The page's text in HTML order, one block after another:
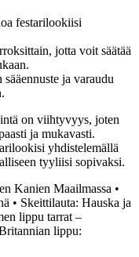
festarilookiisi
jotta voit säätää
ja varaudu
on viihtyvyys, joten
ja mukavasti.
yhdistelemällä
tyyliisi sopivaksi.
Kanien Maailmassa •
• Skeittilauta: Hauska ja
lippu tarrat –
lippu: